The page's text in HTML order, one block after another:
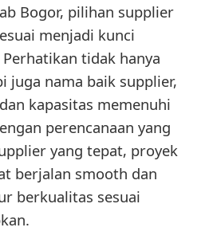
Bogor, pilihan supplier
menjadi kunci
tidak hanya
juga nama baik supplier,
kapasitas memenuhi
perencanaan yang
yang tepat, proyek
berjalan smooth dan
berkualitas sesuai